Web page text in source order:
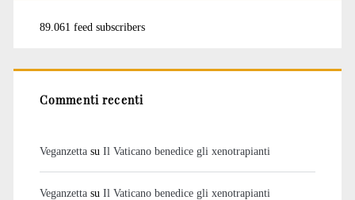
89.061 feed subscribers
Commenti recenti
Veganzettasu Il Vaticano benedice gli xenotrapianti
Veganzettasu Il Vaticano benedice gli xenotrapianti